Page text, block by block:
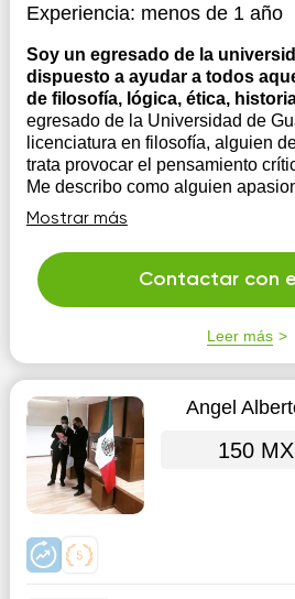
Experiencia: menos de 1 año
Soy un egresado de la
dispuesto a ayudar a todos
de filosofía, lógica, ética,
egresado de la Universidad de
licenciatura en filosofía, alguien
trata provocar el pensamiento
Me describo como alguien
alguien que siempre desea dar lo
honesto y responsabl...
Mostrar más
Contactar con
Leer más
Angel
150